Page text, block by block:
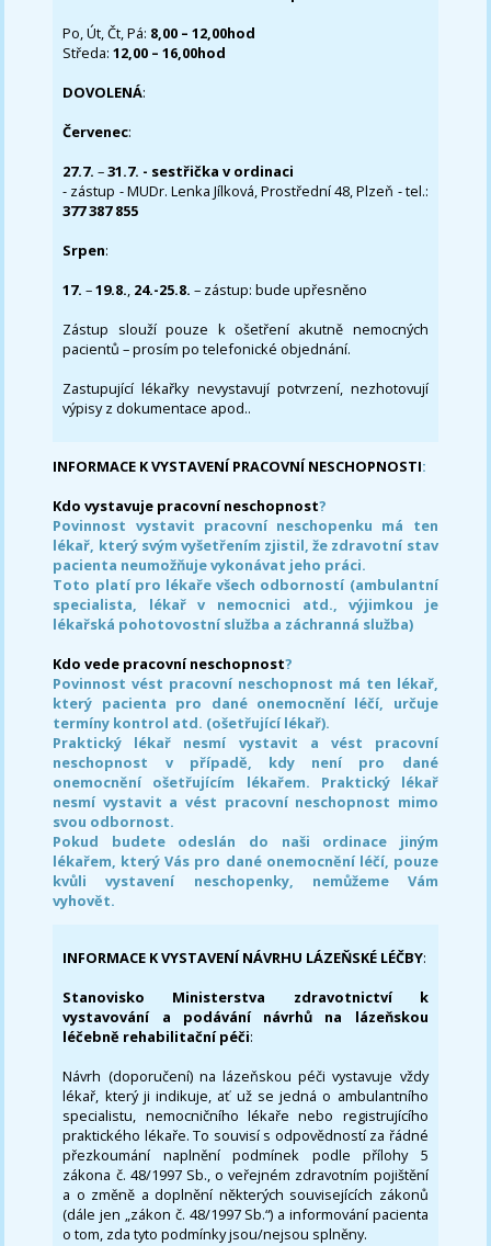
Po, Út, Čt, Pá: 8,00 – 12,00hod
Středa:12,00 – 16,00hod
DOVOLENÁ:
Červenec:
27.7.–31.7. - sestřička v ordinaci
- zástup - MUDr. Lenka Jílková, Prostřední 48, Plzeň - tel.:
377 387 855
Srpen:
17. –19.8., 24.-25.8. – zástup: bude upřesněno
Zástup slouží pouze k ošetření akutně nemocných
pacientů – prosím po telefonické objednání.
Zastupující lékařky nevystavují potvrzení, nezhotovují
výpisy z dokumentace apod..
INFORMACE K VYSTAVENÍ PRACOVNÍ NESCHOPNOSTI:
Kdo vystavuje pracovní neschopnost?
Povinnost vystavit pracovní neschopenku má ten
lékař, který svým vyšetřením zjistil, že zdravotní stav
pacienta neumožňuje vykonávat jeho práci.
Toto platí pro lékaře všech odborností (ambulantní
specialista, lékař v nemocnici atd., výjimkou je
lékařská pohotovostní služba a záchranná služba)
Kdo vede pracovní neschopnost?
Povinnost vést pracovní neschopnost má ten lékař,
který pacienta pro dané onemocnění léčí, určuje
termíny kontrol atd. (ošetřující lékař).
Praktický lékař nesmí vystavit a vést pracovní
neschopnost v případě, kdy není pro dané
onemocnění ošetřujícím lékařem. Praktický lékař
nesmí vystavit a vést pracovní neschopnost mimo
svou odbornost.
Pokud budete odeslán do naši ordinace jiným
lékařem, který Vás pro dané onemocnění léčí, pouze
kvůli vystavení neschopenky, nemůžeme Vám
vyhovět.
INFORMACE K VYSTAVENÍ NÁVRHU LÁZEŇSKÉ LÉČBY:
Stanovisko Ministerstva zdravotnictví k
vystavování a podávání návrhů na lázeňskou
léčebně rehabilitační péči:
Návrh (doporučení) na lázeňskou péči vystavuje vždy
lékař, který ji indikuje, ať už se jedná o ambulantního
specialistu, nemocničního lékaře nebo registrujícího
praktického lékaře. To souvisí s odpovědností za řádné
přezkoumání naplnění podmínek podle přílohy 5
zákona č. 48/1997 Sb., o veřejném zdravotním pojištění
a o změně a doplnění některých souvisejících zákonů
(dále jen „zákon č. 48/1997 Sb.“) a informování pacienta
o tom, zda tyto podmínky jsou/nejsou splněny.